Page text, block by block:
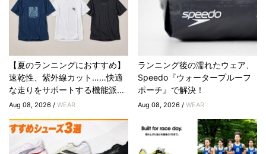
【夏のランニングにおすすめ】
速乾性、紫外線カット……快適
な走りをサポートする機能派...
Aug 08, 2026 / WEAR
ランニング後の濡れたウェア、
Speedo『ウォータープルーフ
ポーチ』で解決！
Aug 08, 2026 /WEAR